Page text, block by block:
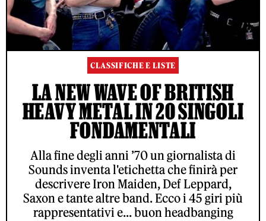
CLASSIFICHE E LISTE
LA NEW WAVE OF BRITISH
HEAVY METAL IN 20 SINGOLI
FONDAMENTALI
Alla fine degli anni ’70 un giornalista di
Sounds inventa l'etichetta che finirà per
descrivere Iron Maiden, Def Leppard,
Saxon e tante altre band. Ecco i 45 giri più
rappresentativi e... buon headbanging